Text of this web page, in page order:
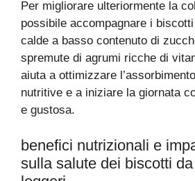
Per migliorare ulteriormente la
possibile accompagnare i
calde a basso contenuto di
spremute di agrumi ricche di
aiuta a ottimizzare
nutritive e a iniziare la giornata
e gustosa.
benefici nutrizionali e
sulla salute dei biscotti